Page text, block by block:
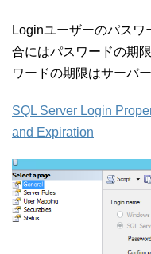
Loginユーザーのパス
合にはパスワードの期
ワードの期限はサーバ
SQL Server Login
and Expiration